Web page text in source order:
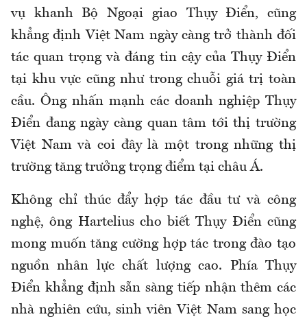
vụ khanh Bộ Ngoại giao Thụy Điển, cũng
khẳng định Việt Nam ngày càng trở thành đối
tác quan trọng và đáng tin cậy của Thụy Điển
tại khu vực cũng như trong chuỗi giá trị toàn
cầu. Ông nhấn mạnh các doanh nghiệp Thụy
Điển đang ngày càng quan tâm tới thị trường
Việt Nam và coi đây là một trong những thị
trường tăng trưởng trọng điểm tại châu Á.
Không chỉ thúc đẩy hợp tác đầu tư và công
nghệ, ông Hartelius cho biết Thụy Điển cũng
mong muốn tăng cường hợp tác trong đào tạo
nguồn nhân lực chất lượng cao. Phía Thụy
Điển khẳng định sẵn sàng tiếp nhận thêm các
nhà nghiên cứu, sinh viên Việt Nam sang học